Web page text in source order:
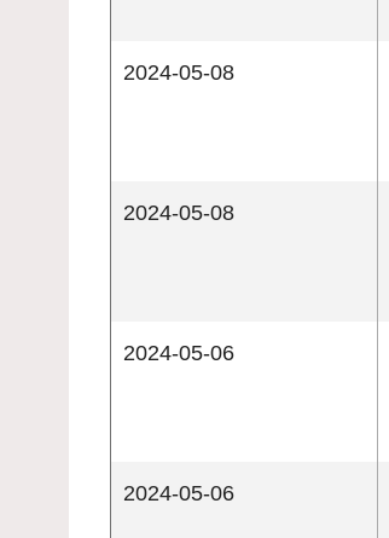
2024-05-08
2024-05-08
2024-05-06
2024-05-06